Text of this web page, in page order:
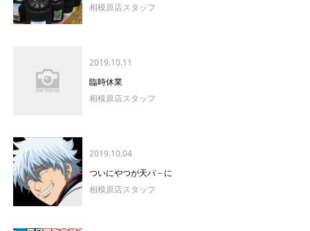
相模原店スタッフ
2019.10.11
臨時休業
相模原店スタッフ
2019.10.04
ついにやつが天パ－に
相模原店スタッフ